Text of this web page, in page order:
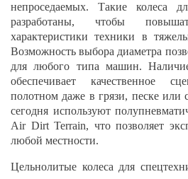
непроседаемых. Такие колеса
разработаны, чтобы
характеристики техники в
Возможность выбора диаметра
для любого типа машин. Наличие
обеспечивает качественное
полотном даже в грязи, песке или
сегодня используют
Air Dirt Terrain, что позволяет
любой местности.
Цельнолитые колеса для